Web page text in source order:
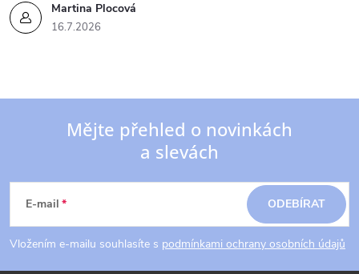
Martina Plocová
16.7.2026
p
Mějte přehled o novinkách
a slevách
E-mail
Vložením e-mailu souhlasíte s podmínkami ochrany osobních údajů
ODEBÍRAT